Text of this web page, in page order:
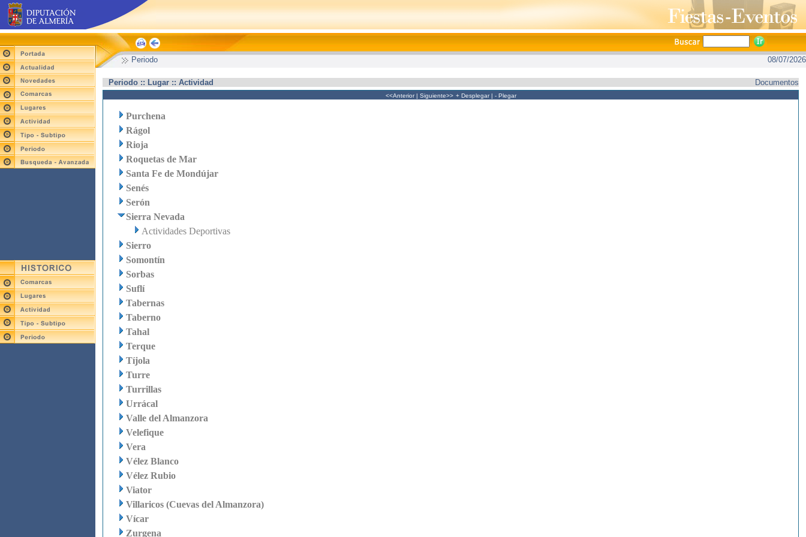
Periodo 08/07/2026
Periodo :: Lugar :: Actividad Documentos
<<Anterior| Siguiente>> + Desplegar| - Plegar
Purchena
Rágol
Rioja
Roquetas de Mar
Santa Fe de Mondújar
Senés
Serón
Sierra Nevada
Actividades Deportivas
Sierro
Somontín
Sorbas
Suflí
Tabernas
Taberno
Tahal
Terque
Tíjola
Turre
Turrillas
Urrácal
Valle del Almanzora
Velefique
Vera
Vélez Blanco
Vélez Rubio
Viator
Villaricos (Cuevas del Almanzora)
Vícar
Zurgena